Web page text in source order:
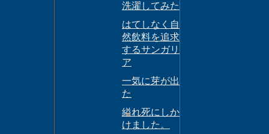
洗濯してみた
はてしなく自
然飲料を追求
するサンガリ
ア
一気に芽が出
た
縊れ死にしか
けました。